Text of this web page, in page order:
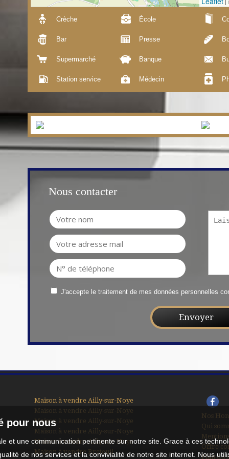
Crèche École
Bar Presse
Supermarché Banque
Station service Médecin
Nous contacter
J'accepte le traitement de mes données personnelles
Maison à vendre Ailly-sur-Noye
Maison à vendre Ailly-sur-Noye
Maison à vendre Ailly-sur-Noye
Maison à vendre Ailly-sur-Noye
Maison à vendre Ailly-sur-Noye
Maison à vendre Breteuil
Nos
Qui
Offre
Plan du
pour nous
et une communication pertinente sur notre site. Grace à ces
de nos services et la convivialité de notre site internet. Nous